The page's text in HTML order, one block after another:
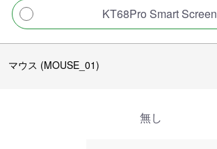
KT68Pro Smart Screen
マウス (MOUSE_01)
無し